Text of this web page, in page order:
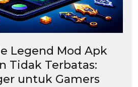
Legend Mod Apk
Tidak Terbatas:
untuk Gamers